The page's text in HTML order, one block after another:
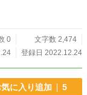
0
文字数 2,474
登録日 2022.12.24
気に入り追加 5